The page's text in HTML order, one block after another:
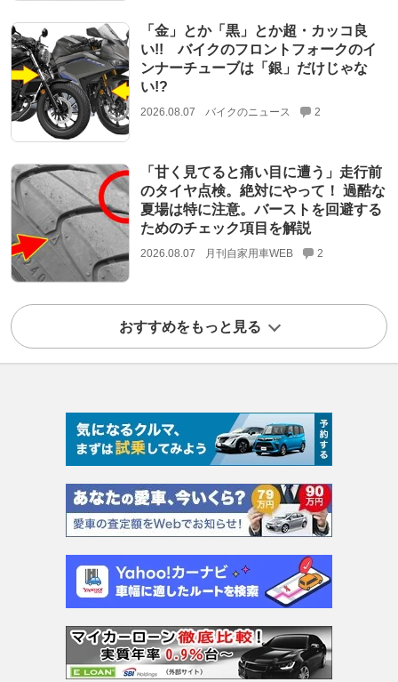
「金」とか「黒」とか超・カッコ良
い!! バイクのフロントフォークのイ
ンナーチューブは「銀」だけじゃな
い!?
2026.08.07 バイクのニュース 2
「甘く見てると痛い目に遭う」走行前
のタイヤ点検。絶対にやって！ 過酷な
夏場は特に注意。バーストを回避する
ためのチェック項目を解説
2026.08.07 月刊自家用車WEB 2
おすすめをもっと見る